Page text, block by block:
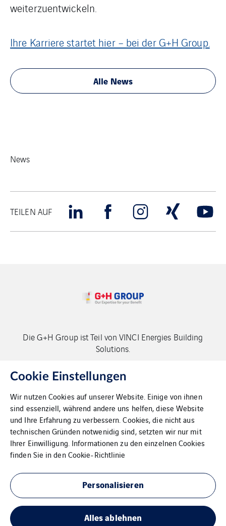
weiterzuentwickeln.
Ihre Karriere startet hier – bei der G+H Group.
Alle News
News
TEILEN AUF
Die G+H Group ist Teil von VINCI Energies Building
Solutions.
Copyright G+H Group
Kontakt
Datenschutz
Impressum
Cookie Einstellungen
Wir nutzen Cookies auf unserer Website. Einige von ihnen
sind essenziell, während andere uns helfen, diese Website
und Ihre Erfahrung zu verbessern. Cookies, die nicht aus
technischen Gründen notwenidig sind, setzten wir nur mit
Ihrer Einwilligung. Informationen zu den einzelnen Cookies
finden Sie in denCookie-Richtlinie
Personalisieren
Alles ablehnen